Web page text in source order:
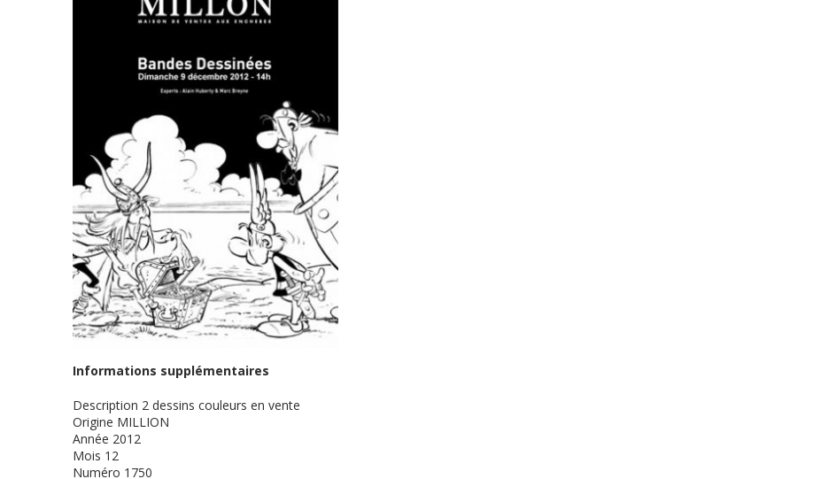
Informations supplémentaires
Description 2 dessins couleurs en vente
Origine MILLION
Année 2012
Mois 12
Numéro 1750